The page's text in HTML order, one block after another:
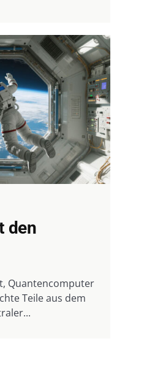
den
Quantencomputer
Teile aus dem